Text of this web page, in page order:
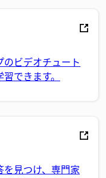
ビデオチュート
できます。
見つけ、専門家